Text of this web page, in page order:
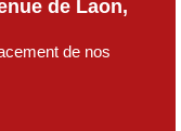
de Laon,
de nos